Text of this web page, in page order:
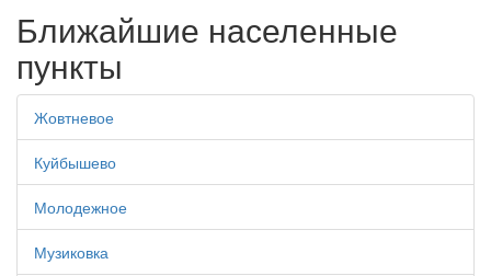
Ближайшие населенные
пункты
Жовтневое
Куйбышево
Молодежное
Музиковка